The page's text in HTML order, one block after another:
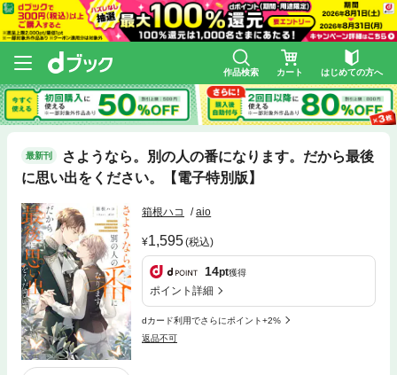
作品検索 カート はじめての方へ
最新刊
さようなら。別の人の番になります。だから最後
に思い出をください。【電子特別版】
箱根ハコ aio
1,595(税込)
14pt獲得
ポイント詳細
dカード利用でさらにポイント+2%
返品不可